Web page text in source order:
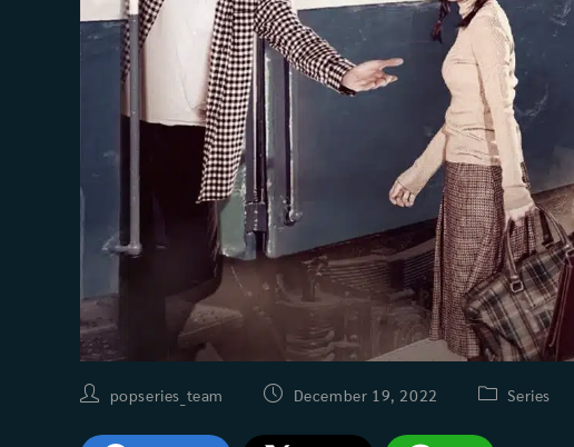
Postpopseries_team
PostDecember 19, 2022
PostSeries